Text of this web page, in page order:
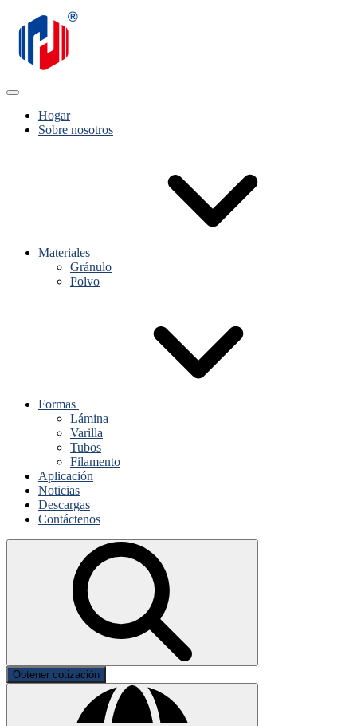
Hogar
Sobre nosotros
Materiales
Gránulo
Polvo
Formas
Lámina
Varilla
Tubos
Filamento
Aplicación
Noticias
Descargas
Contáctenos
Obtener cotización